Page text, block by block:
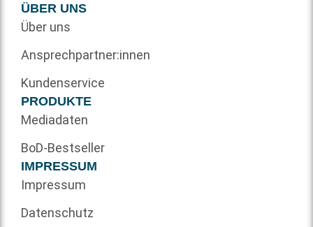
ÜBER UNS
Über uns
Ansprechpartner:innen
Kundenservice
PRODUKTE
Mediadaten
BoD-Bestseller
IMPRESSUM
Impressum
Datenschutz